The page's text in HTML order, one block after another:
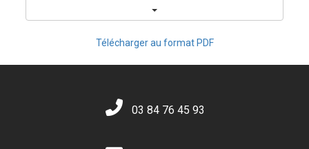
Télécharger au format PDF
03 84 76 45 93